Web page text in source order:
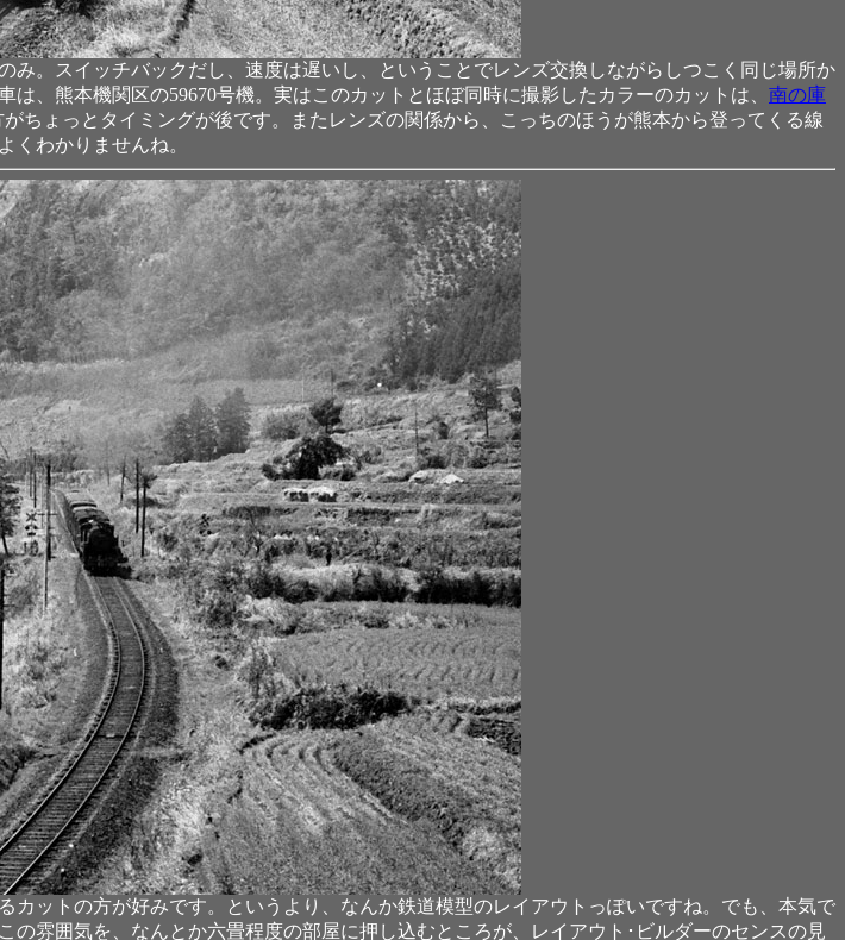
。スイッチバックだし、速度は遅いし、ということでレンズ交換しながらしつこく同じ場所か
、熊本機関区の59670号機。実はこのカットとほぼ同時に撮影したカラーのカットは、 南の庫
ちょっとタイミングが後です。またレンズの関係から、こっちのほうが熊本から登ってくる線
くわかりませんね。
ットの方が好みです。というより、なんか鉄道模型のレイアウトっぽいですね。でも、本気で
雰囲気を、なんとか六畳程度の部屋に押し込むところが、レイアウト･ビルダーのセンスの見